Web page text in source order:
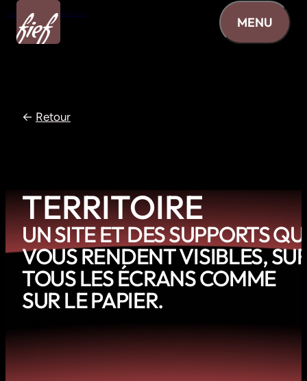
Aller au contenu
MENU
← Retour
TERRITOIRE
UNSITEETDESSUPPORTS
VOUSRENDENTVISIBLES,
TOUSLESÉCRANSCOMME
SURLEPAPIER.